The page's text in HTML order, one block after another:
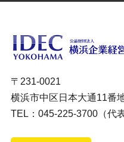
〒231-0021
横浜市中区日本大通11番
TEL：045-225-3700（代